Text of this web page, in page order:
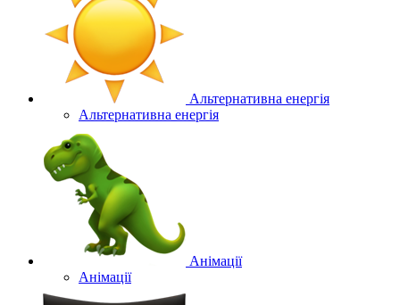
Альтернативна енергія
Альтернативна енергія
Анімації
Анімації